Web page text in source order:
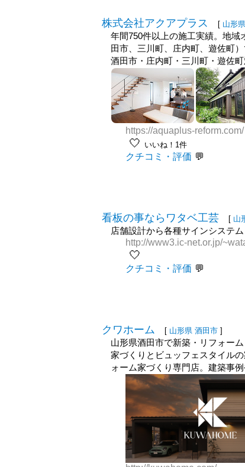
株式会社アクアプラス [ 山形県
年間750件以上の施工実績。地
田市、三川町、庄内町、遊佐町
酒田市・庄内町・三川町・遊佐
https://aquaplus-reform.com/
🤍 いいね！1件
クチコミ・評価
看板の事ならワタベ工芸 [ 山
店舗設計から各種サインシステ
http://www3.ic-net.or.jp/
🤍
クチコミ・評価
クワホーム [ 山形県 酒田市 ]
山形県酒田市で新築・リフォー
家づくりとビュッフェスタイル
ォーム家づくり専門店。建築事